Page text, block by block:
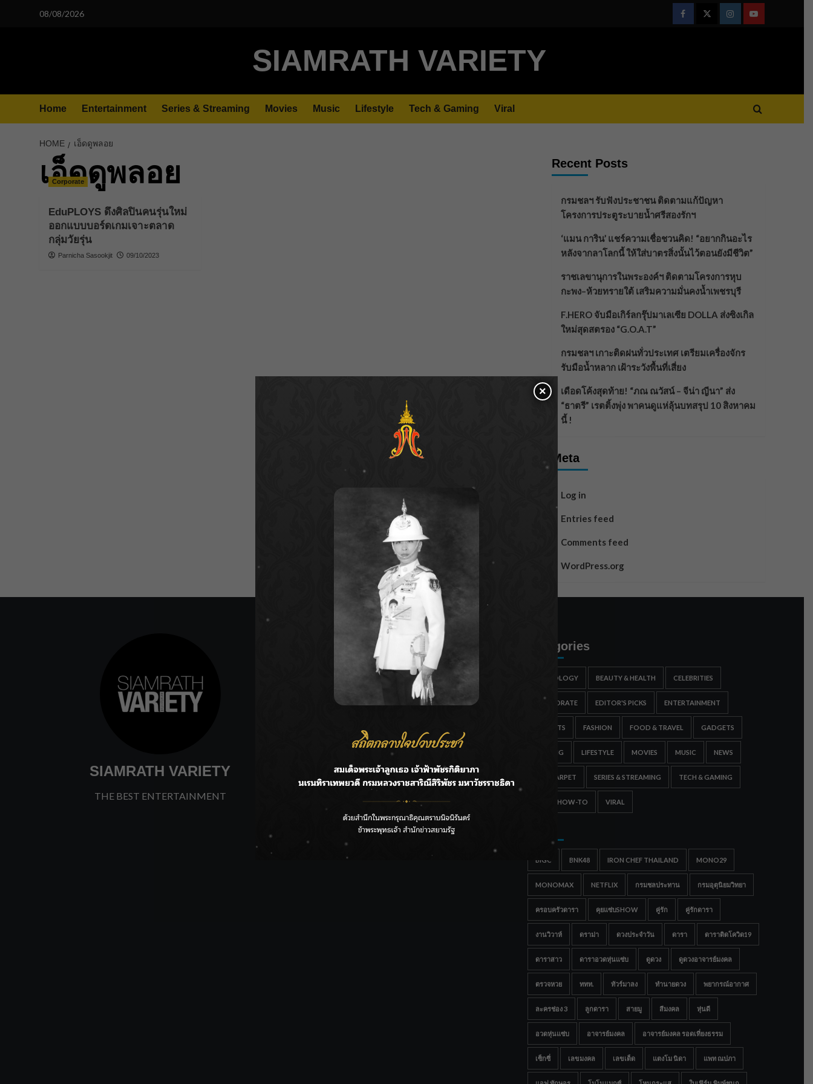
08/08/2026
FacebookTwitterInstagramYoutube
SIAMRATH VARIETY
Home Entertainment Series & Streaming Movies Music Lifestyle Tech & Gaming Viral
HOME เอ็ดดูพลอย
เอ็ดดูพลอย
Corporate
EduPLOYS ดึงศิลปินคนรุ่นใหม่
ออกแบบบอร์ดเกมเจาะตลาด
กลุ่มวัยรุ่น
Parnicha Sasookjit 09/10/2023
Recent Posts
กรมชลฯ รับฟังประชาชน ติดตามแก้ปัญหา
โครงการประตูระบายน้ำศรีสองรักฯ
‘แมน การิน’ แชร์ความเชื่อชวนคิด! “อยากกินอะไร
หลังจากลาโลกนี้ ให้ใส่บาตรสิ่งนั้นไว้ตอนยังมีชีวิต”
ราชเลขานุการในพระองค์ฯ ติดตามโครงการหุบ
กะพง–ห้วยทรายใต้ เสริมความมั่นคงน้ำเพชรบุรี
F.HERO จับมือเกิร์ลกรุ๊ปมาเลเซีย DOLLA ส่งซิงเกิล
ใหม่สุดสตรอง “G.O.A.T”
กรมชลฯ เกาะติดฝนทั่วประเทศ เตรียมเครื่องจักร
รับมือน้ำหลาก เฝ้าระวังพื้นที่เสี่ยง
เดือดโค้งสุดท้าย! “ภณ ณวัสน์ – จีน่า ญีนา” ส่ง
“ธาตรี” เรตติ้งพุ่ง พาคนดูแห่ลุ้นบทสรุป 10 สิงหาคม
นี้ !
Meta
Log in
Entries feed
Comments feed
WordPress.org
SIAMRATH VARIETY
THE BEST ENTERTAINMENT
กรมชลฯ รับฟังประชาชน ติดตามแก้ปัญหาโครงการประตู
ลาโลกนี้ ให้ใส่บาตรสิ่งนั้นไว้ตอนยังมีชีวิต”
ราชเลขานุการในพระองค์ฯ ติดตามโครงการหุบกะพง–ห้วย
ทรายใต้ เสริมความมั่นคงน้ำเพชรบุรี
ตรอง “G.O.A.T”
กรมชลฯ เกาะติดฝนทั่วประเทศ เตรียมเครื่องจักรรับมือน้ำ
Categories
ASTROLOGY BEAUTY & HEALTH CELEBRITIES
CORPORATE EDITOR'S PICKS ENTERTAINMENT
ESPORTS FASHION FOOD & TRAVEL GADGETS
GAMING LIFESTYLE MOVIES MUSIC NEWS
RED CARPET SERIES & STREAMING TECH & GAMING
TIPS & HOW-TO VIRAL
BIGC BNK48 IRON CHEF THAILAND MONO29
MONOMAX NETFLIX กรมชลประทาน กรมอุตุนิยมวิทยา
ครอบครัวดารา คุยแซ่บSHOW คู่รัก คู่รักดารา
งานวิวาห์ ดราม่า ดวงประจำวัน ดารา ดาราติดโควิด19
ดาราสาว ดาราอวดหุ่นแซ่บ ดูดวง ดูดวงอาจารย์มงคล
ตรวจหวย ททท. ทัวร์มาลง ทำนายดวง พยากรณ์อากาศ
ละครช่อง 3 ลูกดารา สายมู สีมงคล หุ่นดี
อวดหุ่นแซ่บ อาจารย์มงคล อาจารย์มงคล รอดเที่ยงธรรม
เซ็กซี่ เลขมงคล เลขเด็ด แตงโม นิดา แพท ณปภา
×